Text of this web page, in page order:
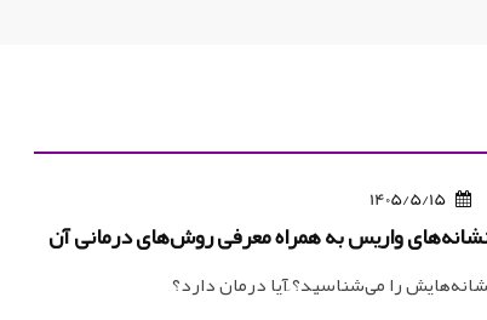
1405/5/15
واریس به همراه معرفی روش‌های درمانی آن
را می‌شناسید؟ ِآیا درمان دارد؟